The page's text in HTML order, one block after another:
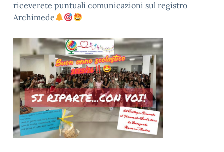
riceverete puntuali comunicazioni sul registro
Archimede